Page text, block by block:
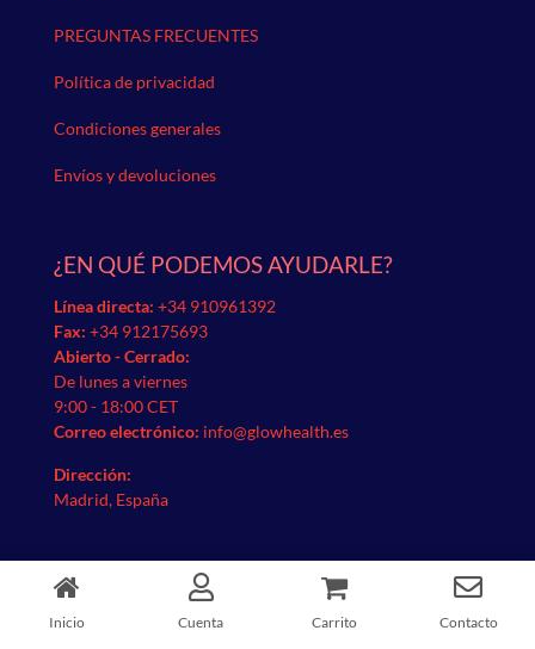
PREGUNTAS FRECUENTES
Política de privacidad
Condiciones generales
Envíos y devoluciones
¿EN QUÉ PODEMOS AYUDARLE?
Línea directa: +34 910961392
Fax: +34 912175693
Abierto - Cerrado:
De lunes a viernes
9:00 - 18:00 CET
Correo electrónico: info@glowhealth.es
Dirección:
Madrid, España
PAGO ACEPTADO
Inicio Cuenta Carrito Contacto